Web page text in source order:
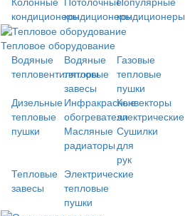
кондиционерыкондиционерыкондиционеры
Тепловое оборудование
Водяные
тепловентиляторы
Водяные
тепловые
завесы
Газовые
тепловые
пушки
Дизельные
тепловые
пушки
Инфракрасные
обогреватели
Конвекторы
электрические
Масляные
радиаторы
Сушилки
для
рук
Тепловые
завесы
Электрические
тепловые
пушки